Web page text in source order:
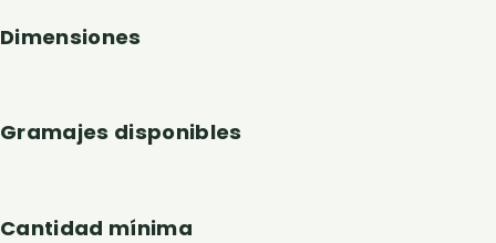
Dimensiones
Gramajes disponibles
Cantidad mínima